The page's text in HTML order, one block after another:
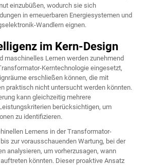
einzubüßen, wodurch sie sich
in erneuerbaren Energiesystemen und
Wandlern eignen.
im Kern-Design
maschinelles Lernen werden zunehmend
Kerntechnologie eingesetzt,
erschließen können, die mit
praktisch nicht untersucht werden könnten.
kann gleichzeitig mehrere
berücksichtigen, um
zu identifizieren.
Lernens in der Transformator-
zur vorausschauenden Wartung, bei der
analysieren, um vorherzusagen, wann
könnten. Dieser proaktive Ansatz